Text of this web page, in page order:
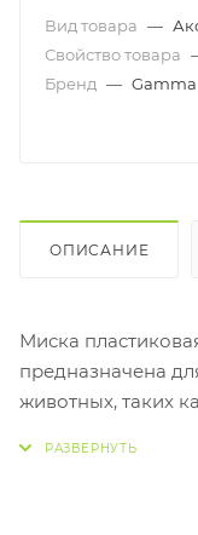
Вид товара —
Свойство товара
Бренд — Gamma
ОПИСАНИЕ
Миска
предназначена
животных, таких